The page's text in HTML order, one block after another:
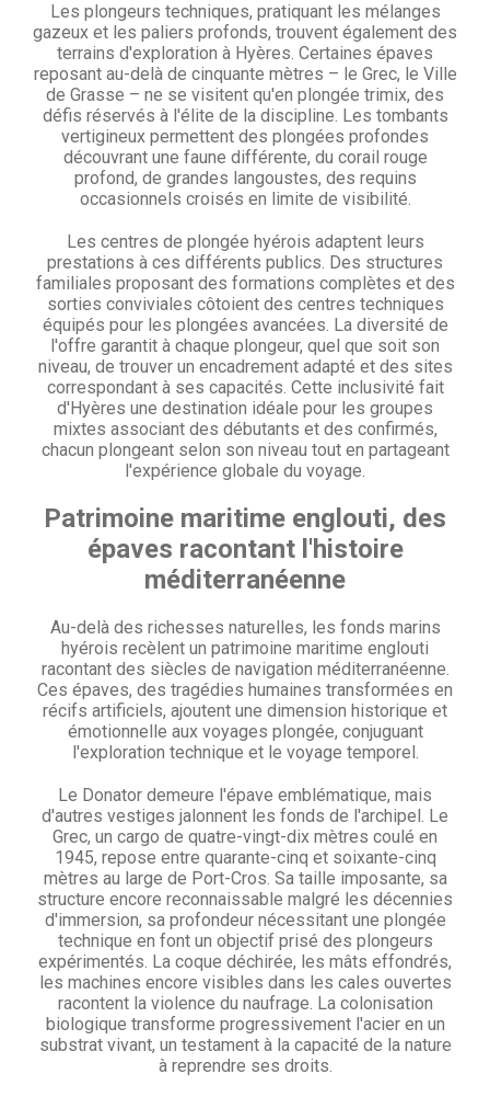
Les plongeurs techniques, pratiquant les mélanges
gazeux et les paliers profonds, trouvent également des
terrains d'exploration à Hyères. Certaines épaves
reposant au-delà de cinquante mètres – le Grec, le Ville
de Grasse – ne se visitent qu'en plongée trimix, des
défis réservés à l'élite de la discipline. Les tombants
vertigineux permettent des plongées profondes
découvrant une faune différente, du corail rouge
profond, de grandes langoustes, des requins
occasionnels croisés en limite de visibilité.
Les centres de plongée hyérois adaptent leurs
prestations à ces différents publics. Des structures
familiales proposant des formations complètes et des
sorties conviviales côtoient des centres techniques
équipés pour les plongées avancées. La diversité de
l'offre garantit à chaque plongeur, quel que soit son
niveau, de trouver un encadrement adapté et des sites
correspondant à ses capacités. Cette inclusivité fait
d'Hyères une destination idéale pour les groupes
mixtes associant des débutants et des confirmés,
chacun plongeant selon son niveau tout en partageant
l'expérience globale du voyage.
Patrimoine maritime englouti, des
épaves racontant l'histoire
méditerranéenne
Au-delà des richesses naturelles, les fonds marins
hyérois recèlent un patrimoine maritime englouti
racontant des siècles de navigation méditerranéenne.
Ces épaves, des tragédies humaines transformées en
récifs artificiels, ajoutent une dimension historique et
émotionnelle aux voyages plongée, conjuguant
l'exploration technique et le voyage temporel.
Le Donator demeure l'épave emblématique, mais
d'autres vestiges jalonnent les fonds de l'archipel. Le
Grec, un cargo de quatre-vingt-dix mètres coulé en
1945, repose entre quarante-cinq et soixante-cinq
mètres au large de Port-Cros. Sa taille imposante, sa
structure encore reconnaissable malgré les décennies
d'immersion, sa profondeur nécessitant une plongée
technique en font un objectif prisé des plongeurs
expérimentés. La coque déchirée, les mâts effondrés,
les machines encore visibles dans les cales ouvertes
racontent la violence du naufrage. La colonisation
biologique transforme progressivement l'acier en un
substrat vivant, un testament à la capacité de la nature
à reprendre ses droits.